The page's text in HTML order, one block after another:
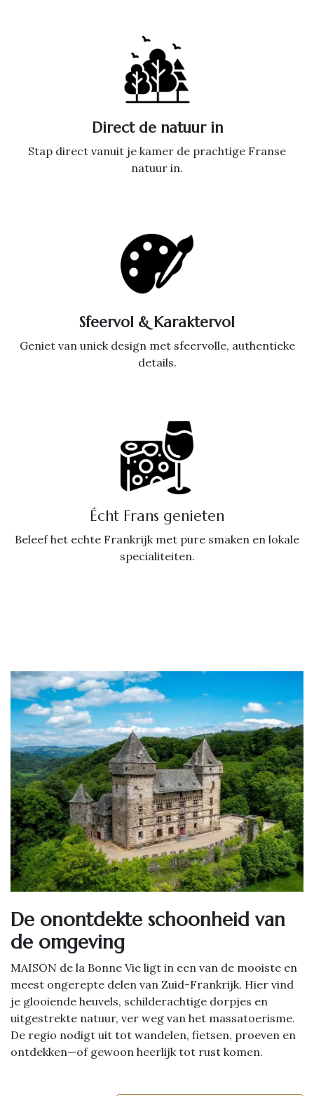
Direct de natuur in
Stap direct vanuit je kamer de prachtige Franse
natuur in.
Sfeervol & Karaktervol
Geniet van uniek design met sfeervolle, authentieke
details.
Écht Frans genieten
Beleef het echte Frankrijk met pure smaken en lokale
specialiteiten.
De onontdekte schoonheid van
de omgeving
MAISON de la Bonne Vie ligt in een van de mooiste en
meest ongerepte delen van Zuid-Frankrijk. Hier vind
je glooiende heuvels, schilderachtige dorpjes en
uitgestrekte natuur, ver weg van het massatoerisme.
De regio nodigt uit tot wandelen, fietsen, proeven en
ontdekken—of gewoon heerlijk tot rust komen.